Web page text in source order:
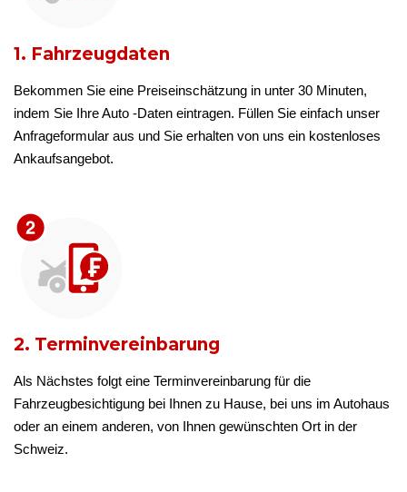
1. Fahrzeugdaten
Bekommen Sie eine Preiseinschätzung in unter 30 Minuten,
indem Sie Ihre Auto -Daten eintragen. Füllen Sie einfach unser
Anfrageformular aus und Sie erhalten von uns ein kostenloses
Ankaufsangebot.
2. Terminvereinbarung
Als Nächstes folgt eine Terminvereinbarung für die
Fahrzeugbesichtigung bei Ihnen zu Hause, bei uns im Autohaus
oder an einem anderen, von Ihnen gewünschten Ort in der
Schweiz.